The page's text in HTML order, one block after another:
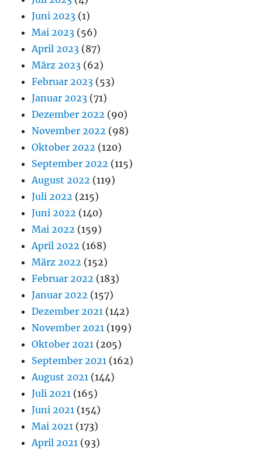
Juni 2023 (1)
Mai 2023 (56)
April 2023 (87)
März 2023 (62)
Februar 2023 (53)
Januar 2023 (71)
Dezember 2022 (90)
November 2022 (98)
Oktober 2022 (120)
September 2022 (115)
August 2022 (119)
Juli 2022 (215)
Juni 2022 (140)
Mai 2022 (159)
April 2022 (168)
März 2022 (152)
Februar 2022 (183)
Januar 2022 (157)
Dezember 2021 (142)
November 2021 (199)
Oktober 2021 (205)
September 2021 (162)
August 2021 (144)
Juli 2021 (165)
Juni 2021 (154)
Mai 2021 (173)
April 2021 (93)